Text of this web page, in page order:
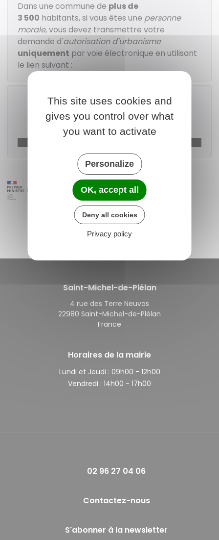
Dans une commune de plus de
3 500 habitants, si vous êtes une personne
morale, vous devez transmettre votre
demande d'autorisation d'urbanisme
uniquement par voie électronique en utilisant
le lien suivant :
Télécharger le formulaire
Saint-Michel-de-Plélan
4 rue des Terre Neuvas
22980 Saint-Michel-de-Plélan
France
Horaires de la mairie
Lundi et Jeudi : 09h00 - 12h00
Vendredi : 14h00 - 17h00
02 96 27 04 06
Contactez-nous
S'abonner à la newsletter
This site uses cookies and
gives you control over what
you want to activate
Personalize
OK, accept all
Deny all cookies
Privacy policy